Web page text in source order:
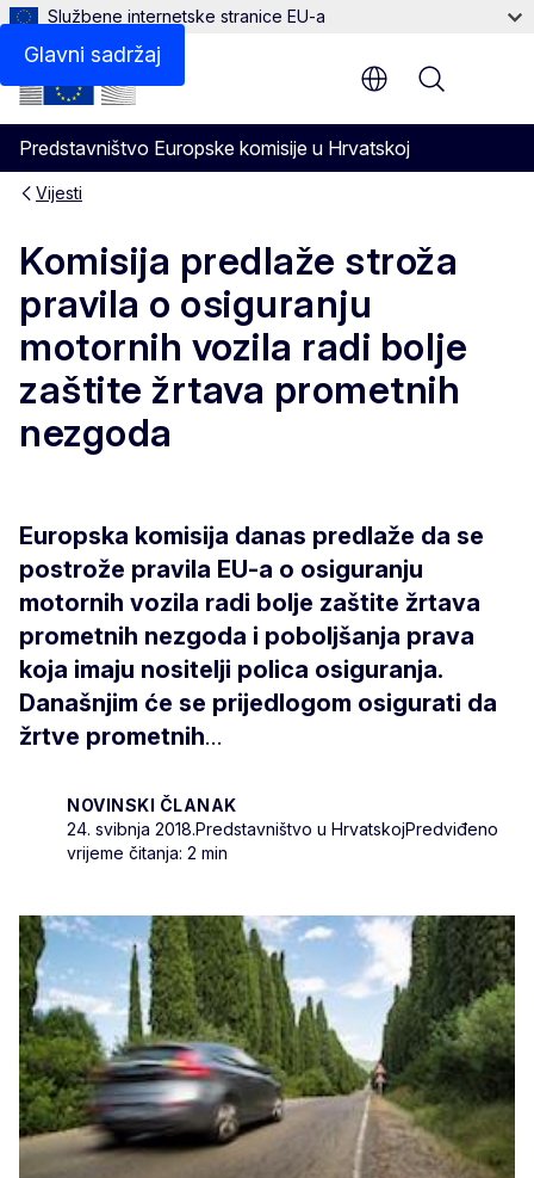
Glavni sadržaj
Službene internetske stranice EU-a
Predstavništvo Europske komisije u Hrvatskoj
Menu
Vijesti
Komisija predlaže stroža
pravila o osiguranju
motornih vozila radi bolje
zaštite žrtava prometnih
nezgoda
Europska komisija danas predlaže da se
postrože pravila EU-a o osiguranju
motornih vozila radi bolje zaštite žrtava
prometnih nezgoda i poboljšanja prava
koja imaju nositelji polica osiguranja.
Današnjim će se prijedlogom osigurati da
žrtve prometnih...
NOVINSKI ČLANAK
24. svibnja 2018.Predstavništvo u HrvatskojPredviđeno
vrijeme čitanja: 2 min